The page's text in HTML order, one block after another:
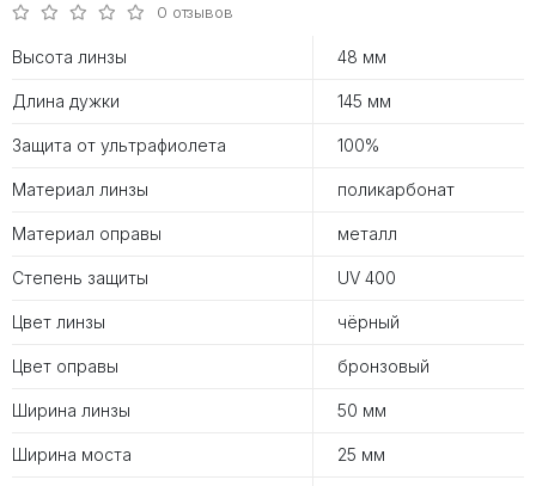
0 отзывов
Высота линзы 48 мм
Длина дужки 145 мм
Защита от ультрафиолета 100%
Материал линзы поликарбонат
Материал оправы металл
Степень защиты UV 400
Цвет линзы чёрный
Цвет оправы бронзовый
Ширина линзы 50 мм
Ширина моста 25 мм